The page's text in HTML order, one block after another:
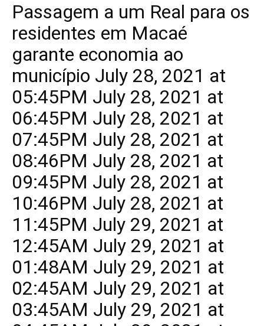
Passagem a um Real para os
residentes em Macaé
garante economia ao
município July 28, 2021 at
05:45PM July 28, 2021 at
06:45PM July 28, 2021 at
07:45PM July 28, 2021 at
08:46PM July 28, 2021 at
09:45PM July 28, 2021 at
10:46PM July 28, 2021 at
11:45PM July 29, 2021 at
12:45AM July 29, 2021 at
01:48AM July 29, 2021 at
02:45AM July 29, 2021 at
03:45AM July 29, 2021 at